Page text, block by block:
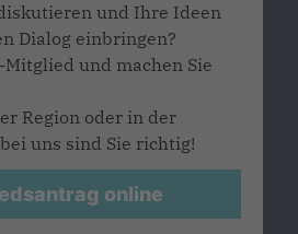
und Ihre Ideen
Dialog einbringen?
Mitglied und machen Sie
Region oder in der
uns sind Sie richtig!
online